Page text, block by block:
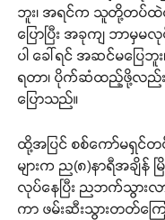
ဘူး၊ အရင်က သူတို့တပ်ထဲဝ
ပြောပြီး အခုကျ ဘာမှမ
ပါ ခေါ်ရင် အဆင်မပြေ
ရတာ၊ ပိုက်ဆံထည့်ဖို့လည်း
ပြောသည်။
ထို့အပြင် စစ်ကော်မရှင်
များက ည(၈)နာရီအချိ
လုပ်နေပြီး ညဘက်သွားလာ
ကာ ဖမ်းဆီးသွားတတ်ကြေ